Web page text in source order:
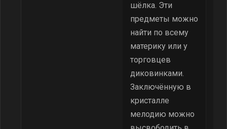
шёлка. Эти
предметы можно
найти по всему
материку или у
торговцев
диковинками.
Заключённую в
кристалле
мелодию можно